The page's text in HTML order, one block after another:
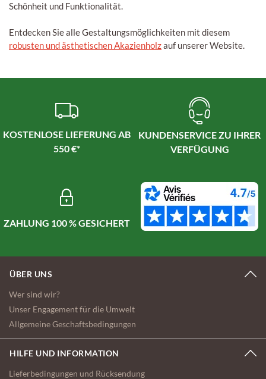
Schönheit und Funktionalität.
Entdecken Sie alle Gestaltungsmöglichkeiten mit diesem
robusten und ästhetischen Akazienholzauf unserer Website.
KOSTENLOSE LIEFERUNG AB
550 €*
KUNDENSERVICE ZU IHRER
VERFÜGUNG
ZAHLUNG 100 % GESICHERT
ÜBER UNS
Wer sind wir?
Unser Engagement für die Umwelt
Allgemeine Geschaftsbedingungen
HILFE UND INFORMATION
Lieferbedingungen und Rücksendung